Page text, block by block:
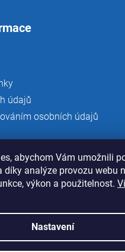
abychom Vám umožnili
díky analýze provozu webu
výkon a použitelnost.
Nastavení
údajů
osobních údajů